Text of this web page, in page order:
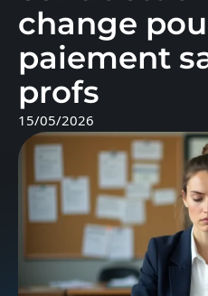
change
paiement
profs
15/05/2026